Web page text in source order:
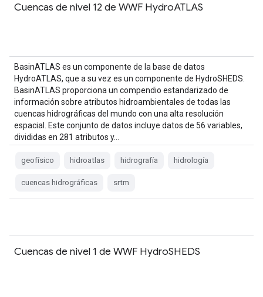
Cuencas de nivel 12 de WWF HydroATLAS
BasinATLAS es un componente de la base de datos
HydroATLAS, que a su vez es un componente de HydroSHEDS.
BasinATLAS proporciona un compendio estandarizado de
información sobre atributos hidroambientales de todas las
cuencas hidrográficas del mundo con una alta resolución
espacial. Este conjunto de datos incluye datos de 56 variables,
divididas en 281 atributos y…
geofísico hidroatlas hidrografía hidrología
cuencas hidrográficas srtm
Cuencas de nivel 1 de WWF HydroSHEDS